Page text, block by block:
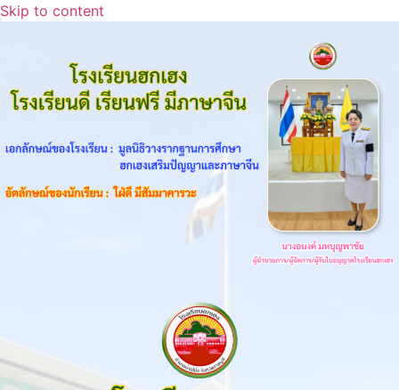
Skip to content